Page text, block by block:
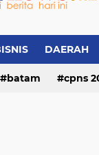
DAERAH
batam cpns